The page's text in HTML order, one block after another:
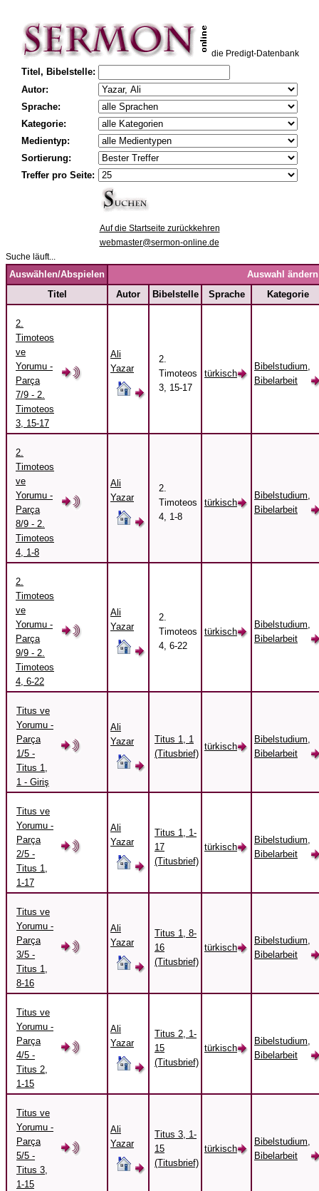
die Predigt-Datenbank
Titel, Bibelstelle:
Autor:
Sprache:
Kategorie:
Medientyp:
Sortierung:
Treffer pro Seite:
Auf die Startseite zurückkehren
webmaster@sermon-online.de
Suche läuft...
Auswählen/Abspielen
Auswahl ändern
Titel
Autor Bibelstelle Sprache Kategorie
2.
Timoteos
ve
Yorumu -
Parça
7/9 - 2.
Timoteos
3, 15-17
Ali
Yazar
2.
Timoteos
3, 15-17
türkisch
Bibelstudium,
Bibelarbeit
2.
Timoteos
ve
Yorumu -
Parça
8/9 - 2.
Timoteos
4, 1-8
Ali
Yazar
2.
Timoteos
4, 1-8
türkisch
Bibelstudium,
Bibelarbeit
2.
Timoteos
ve
Yorumu -
Parça
9/9 - 2.
Timoteos
4, 6-22
Ali
Yazar
2.
Timoteos
4, 6-22
türkisch
Bibelstudium,
Bibelarbeit
Titus ve
Yorumu -
Parça
1/5 -
Titus 1,
1 - Giriş
Ali
Yazar
Titus 1, 1
(Titusbrief)
türkisch
Bibelstudium,
Bibelarbeit
Titus ve
Yorumu -
Parça
2/5 -
Titus 1,
1-17
Ali
Yazar
Titus 1, 1-
17
(Titusbrief)
türkisch
Bibelstudium,
Bibelarbeit
Titus ve
Yorumu -
Parça
3/5 -
Titus 1,
8-16
Ali
Yazar
Titus 1, 8-
16
(Titusbrief)
türkisch
Bibelstudium,
Bibelarbeit
Titus ve
Yorumu -
Parça
4/5 -
Titus 2,
1-15
Ali
Yazar
Titus 2, 1-
15
(Titusbrief)
türkisch
Bibelstudium,
Bibelarbeit
Titus ve
Yorumu -
Parça
5/5 -
Titus 3,
1-15
Ali
Yazar
Titus 3, 1-
15
(Titusbrief)
türkisch
Bibelstudium,
Bibelarbeit